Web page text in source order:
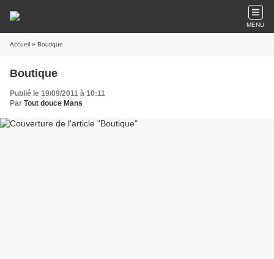
MENU
Accueil » Boutique
Boutique
Publié le 19/09/2011 à 10:11
Par Tout douce Mans